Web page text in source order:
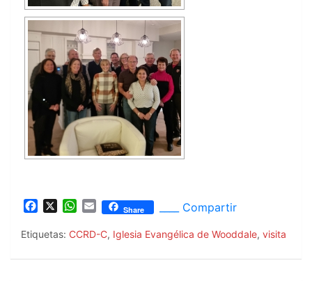
c
b
W
a
s
E
a
l
Share ____ Compartir
Etiquetas: CCRD-C, Iglesia Evangélica de Wooddale, visita